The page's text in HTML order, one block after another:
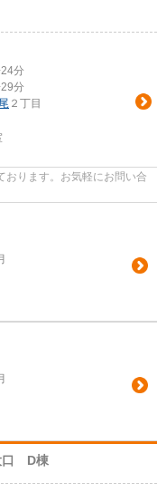
24分
29分
２丁目
おります。お気軽にお問い合
口 D棟